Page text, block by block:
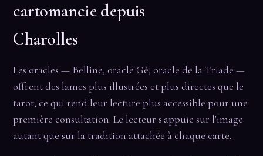
cartomancie depuis
Charolles
Les oracles — Belline, oracle Gé, oracle de la Triade —
offrent des lames plus illustrées et plus directes que le
tarot, ce qui rend leur lecture plus accessible pour une
première consultation. Le lecteur s'appuie sur l'image
autant que sur la tradition attachée à chaque carte.